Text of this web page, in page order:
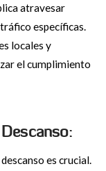
atravesar
específicas.
locales y
el cumplimiento
es crucial.